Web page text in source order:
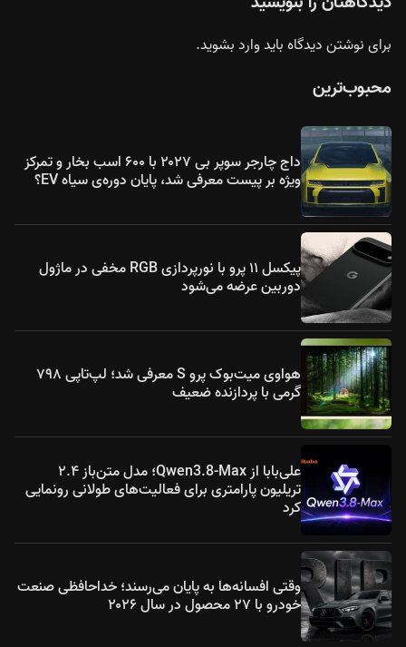
برای نوشتن دیدگاه بایدوارد بشوید.
محبوب‌ترین
داج چارجر سوپر بی ۲۰۲۷ با ۶۰۰ اسب بخار و تمرکز
ویژه بر پیست معرفی شد، پایان دوره‌ی سیاه EV؟
پیکسل ۱۱ پرو با نورپردازی RGB مخفی در ماژول
دوربین عرضه می‌شود
هواوی میت‌بوک پرو S معرفی شد؛ لپ‌تاپی ۷۹۸
گرمی با پردازنده ضعیف
علی‌بابا از Qwen3.8-Max؛ مدل متن‌باز ۲.۴
تریلیون پارامتری برای فعالیت‌های طولانی رونمایی
کرد
وقتی افسانه‌ها به پایان می‌رسند؛ خداحافظی صنعت
خودرو با ۲۷ محصول در سال ۲۰۲۶